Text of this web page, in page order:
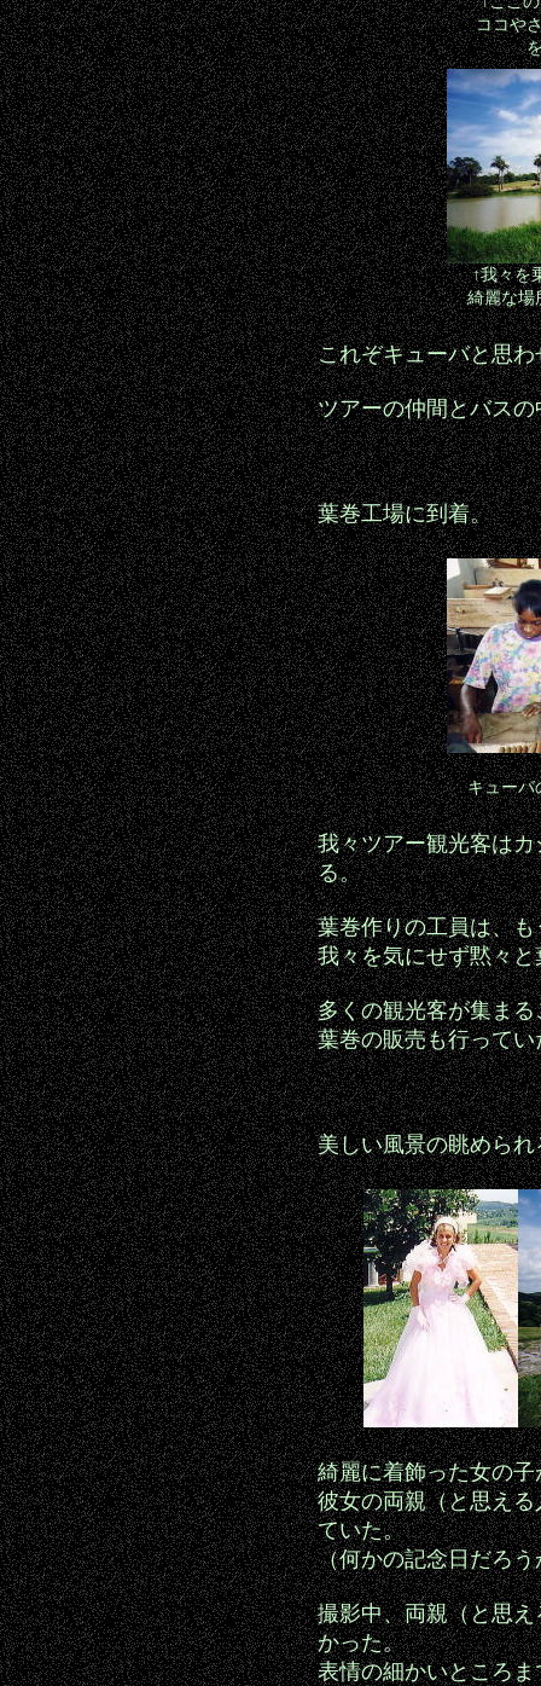
ココや
↑我々を
綺麗な場
これぞキューバと思
ツアーの仲間とバス
葉巻工場に到着。
キューバ
我々ツアー観光客は
る。
葉巻作りの工員は、
我々を気にせず黙々
多くの観光客が集ま
葉巻の販売も行ってい
美しい風景の眺めら
綺麗に着飾った女の子
彼女の両親（と思え
ていた。
（何かの記念日だろう
撮影中、両親（と思
かった。
表情の細かいところ